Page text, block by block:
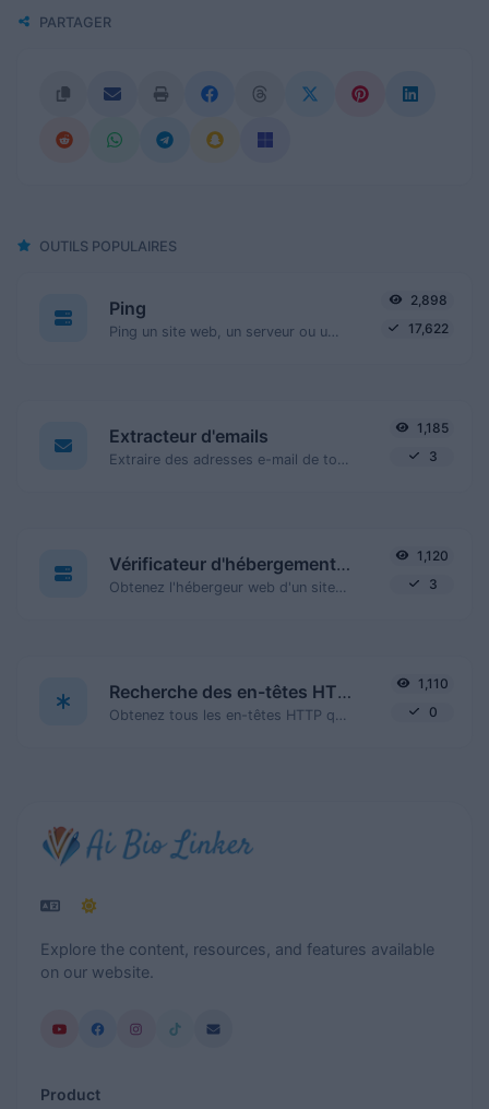
PARTAGER
OUTILS POPULAIRES
Ping
2,898
17,622
Extracteur d'emails
1,185
3
Vérificateur d'hébergement de site web
1,120
3
Recherche des en-têtes HTTP
1,110
0
Explore the content, resources, and features available
on our website.
Product